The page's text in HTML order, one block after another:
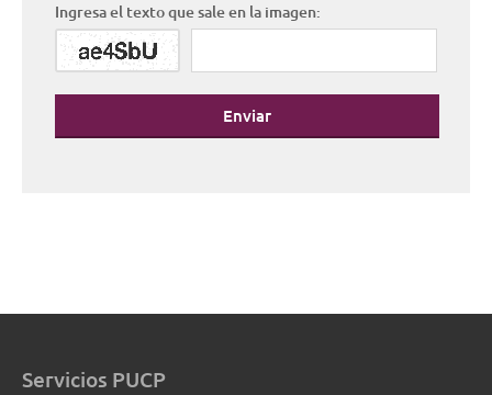
Ingresa el texto que sale en la imagen:
Enviar
Servicios PUCP